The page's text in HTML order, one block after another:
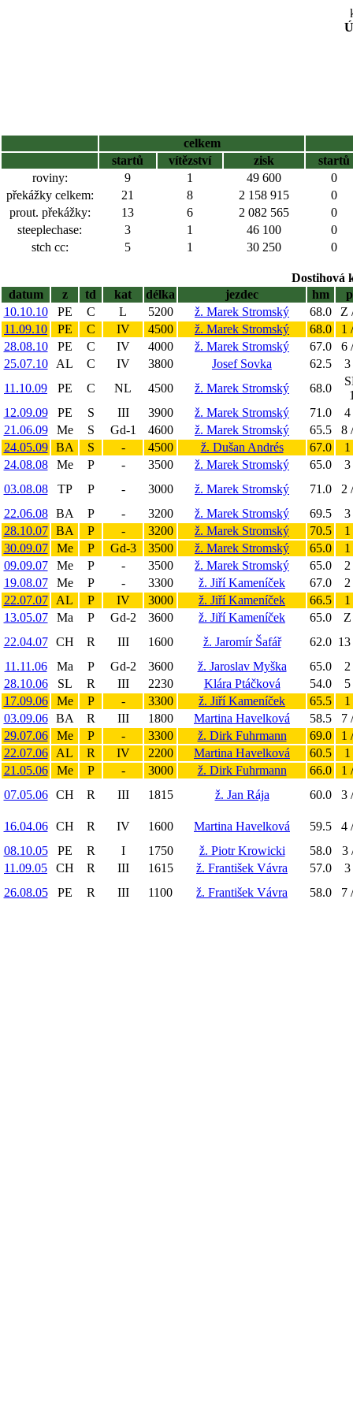
celkem
startů
vítězství zisk
startů
roviny:
9 1 49 600
0
překážky celkem:
21 8 2 158 915
0
prout. překážky:
13 6 2 082 565
0
steeplechase:
3 1 46 100
0
stch cc:
5 1 30 250 0
Dostihová
datum
z td kat délka jezdec hm
10.10.10
PE C L 5200 ž. Marek Stromský 68.0
Z
11.09.10
PE C IV 4500 ž. Marek Stromský 68.0
1
28.08.10
PE C IV 4000 ž. Marek Stromský 67.0
6
25.07.10
AL C IV 3800 Josef Sovka 62.5
3
11.10.09
PE C NL 4500 ž. Marek Stromský 68.0
12.09.09
PE S III 3900 ž. Marek Stromský 71.0
4
21.06.09
Me S Gd-1 4600 ž. Marek Stromský 65.5
8
24.05.09
BA S - 4500 ž. Dušan Andrés 67.0
24.08.08
Me P - 3500 ž. Marek Stromský 65.0
3
03.08.08
TP P - 3000 ž. Marek Stromský 71.0
2
22.06.08
BA P - 3200 ž. Marek Stromský 69.5
3
28.10.07
BA P - 3200 ž. Marek Stromský 70.5
30.09.07
Me P Gd-3 3500 ž. Marek Stromský 65.0
09.09.07
Me P - 3500 ž. Marek Stromský 65.0
19.08.07
Me P - 3300 ž. Jiří Kameníček 67.0
22.07.07
AL P IV 3000 ž. Jiří Kameníček 66.5
13.05.07
Ma P Gd-2 3600 ž. Jiří Kameníček 65.0
22.04.07
CH R III 1600 ž. Jaromír Šafář 62.0
11.11.06
Ma P Gd-2 3600 ž. Jaroslav Myška 65.0
28.10.06
SL R III 2230 Klára Ptáčková 54.0
17.09.06
Me P - 3300 ž. Jiří Kameníček 65.5
03.09.06
BA R III 1800 Martina Havelková 58.5
7
29.07.06
Me P - 3300 ž. Dirk Fuhrmann 69.0
1
22.07.06
AL R IV 2200 Martina Havelková 60.5
21.05.06
Me P - 3000 ž. Dirk Fuhrmann 66.0
1
07.05.06
CH R III 1815 ž. Jan Rája 60.0 3
16.04.06 CH R IV 1600 Martina Havelková 59.5
4
08.10.05
PE R I 1750 ž. Piotr Krowicki 58.0
3
11.09.05
CH R III 1615 ž. František Vávra 57.0
3
26.08.05
PE R III 1100 ž. František Vávra 58.0 7